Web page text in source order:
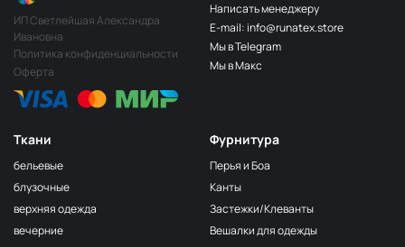
Ткани
бельевые
блузочные
верхняя одежда
вечерние
Фурнитура
Перья и Боа
Канты
Застежки/Клеванты
Вешалки для одежды
ИП Светлейшая Александра
Ивановна
Политика конфиденциальности
Оферта
Написать менеджеру
E-mail: info@runatex.store
Мы в Telegram
Мы в Макс